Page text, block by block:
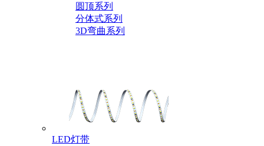
圆顶系列
分体式系列
3D弯曲系列
LED灯带